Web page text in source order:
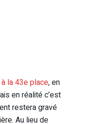
la 43e place, en
en réalité c’est
restera gravé
Au lieu de